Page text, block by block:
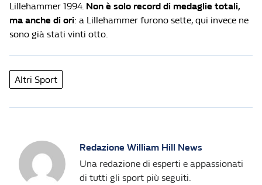
Lillehammer 1994. Non è solo record di medaglie totali,
ma anche di ori: a Lillehammer furono sette, qui invece ne
sono già stati vinti otto.
Altri Sport
Redazione William Hill News
Una redazione di esperti e appassionati
di tutti gli sport più seguiti.